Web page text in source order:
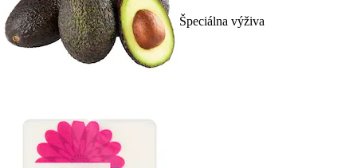
Špeciálna výživa